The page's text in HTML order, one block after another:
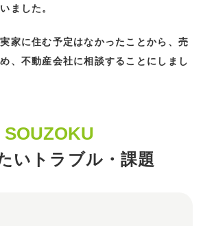
ました。
家に住む予定はなかったことから、売
、不動産会社に相談することにしまし
SOUZOKU
いトラブル・課題